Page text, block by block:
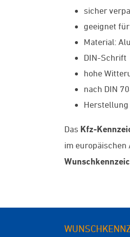
sicher
geeignet
Material:
DIN-Schrift
hohe
nach DIN
Herstellung
Das Kfz-
im